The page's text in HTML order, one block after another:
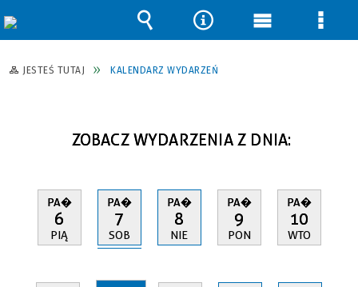
JESTEŚ TUTAJ KALENDARZ WYDARZEŃ
ZOBACZ WYDARZENIA Z DNIA:
PA�
6
PIĄ
PA�
7
SOB
PA�
8
NIE
PA�
9
PON
PA�
10
WTO
Wyszukiwarka
Narzędzia
Menu Menu